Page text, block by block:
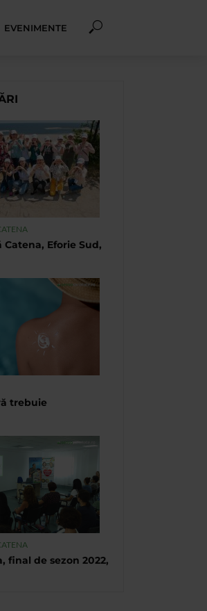
EVENIMENTE
Catena, Eforie Sud,
trebuie
final de sezon 2022,